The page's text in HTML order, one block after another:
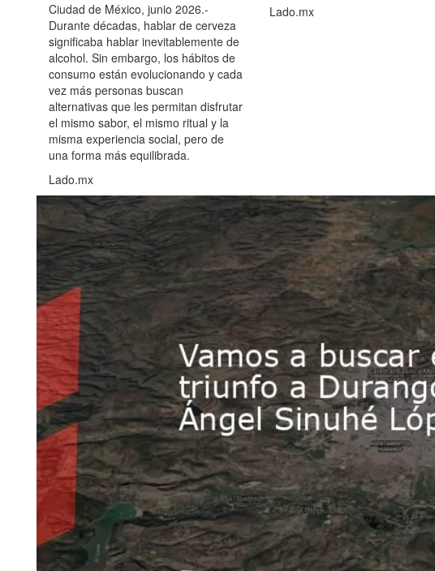
Ciudad de México, junio 2026.-
Durante décadas, hablar de cerveza
significaba hablar inevitablemente de
alcohol. Sin embargo, los hábitos de
consumo están evolucionando y cada
vez más personas buscan
alternativas que les permitan disfrutar
el mismo sabor, el mismo ritual y la
misma experiencia social, pero de
una forma más equilibrada.
Lado.mx
Lado.mx